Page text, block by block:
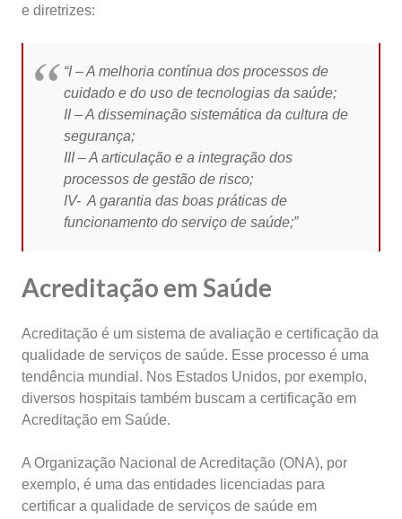
e diretrizes:
“I – A melhoria contínua dos processos de
cuidado e do uso de tecnologias da saúde;
II – A disseminação sistemática da cultura de
segurança;
III – A articulação e a integração dos
processos de gestão de risco;
IV- A garantia das boas práticas de
funcionamento do serviço de saúde;”
Acreditação em Saúde
Acreditação é um sistema de avaliação e certificação da
qualidade de serviços de saúde. Esse processo é uma
tendência mundial. Nos Estados Unidos, por exemplo,
diversos hospitais também buscam a certificação em
Acreditação em Saúde.
A Organização Nacional de Acreditação (ONA), por
exemplo, é uma das entidades licenciadas para
certificar a qualidade de serviços de saúde em